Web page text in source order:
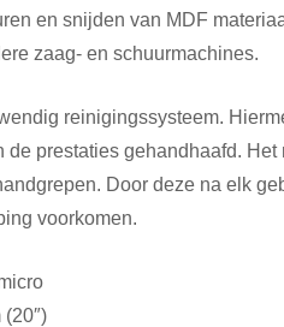
en snijden van MDF
zaag- en schuurmachines.
reinigingssysteem.
de prestaties gehandhaafd.
Door deze na elk
voorkomen.